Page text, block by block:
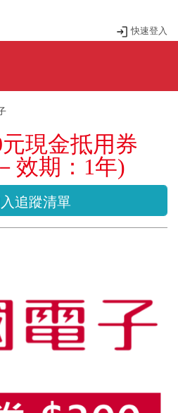
快速登入
現金抵用券
效期：1年)
追蹤清單